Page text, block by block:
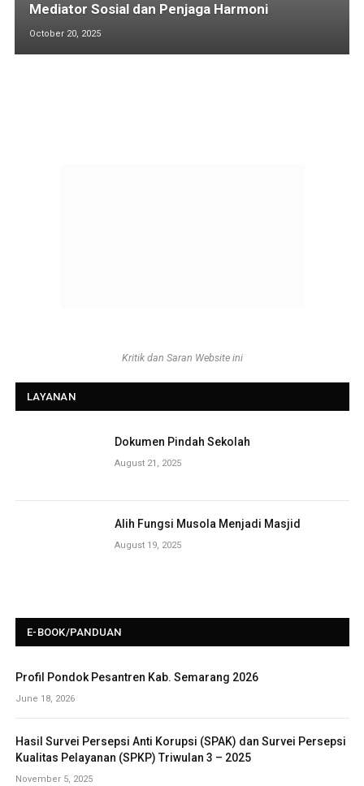
Mediator Sosial dan Penjaga Harmoni
October 20, 2025
Kritik dan Saran Website ini
LAYANAN
Dokumen Pindah Sekolah
August 21, 2025
Alih Fungsi Musola Menjadi Masjid
August 19, 2025
E-BOOK/PANDUAN
Profil Pondok Pesantren Kab. Semarang 2026
June 18, 2026
Hasil Survei Persepsi Anti Korupsi (SPAK) dan Survei Persepsi
Kualitas Pelayanan (SPKP) Triwulan 3 – 2025
November 5, 2025